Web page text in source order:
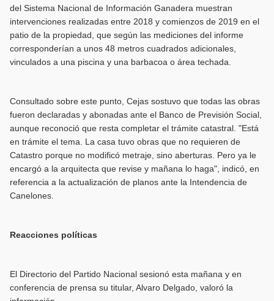
del Sistema Nacional de Información Ganadera muestran
intervenciones realizadas entre 2018 y comienzos de 2019 en el
patio de la propiedad, que según las mediciones del informe
corresponderían a unos 48 metros cuadrados adicionales,
vinculados a una piscina y una barbacoa o área techada.
Consultado sobre este punto, Cejas sostuvo que todas las obras
fueron declaradas y abonadas ante el Banco de Previsión Social,
aunque reconoció que resta completar el trámite catastral. "Está
en trámite el tema. La casa tuvo obras que no requieren de
Catastro porque no modificó metraje, sino aberturas. Pero ya le
encargó a la arquitecta que revise y mañana lo haga", indicó, en
referencia a la actualización de planos ante la Intendencia de
Canelones.
Reacciones políticas
El Directorio del Partido Nacional sesionó esta mañana y en
conferencia de prensa su titular, Alvaro Delgado, valoró la